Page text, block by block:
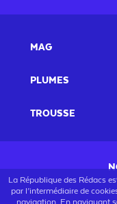
La République des Rédacs
par l’intermédiaire de
navigation. En naviguant
MAG
PLUMES
TROUSSE